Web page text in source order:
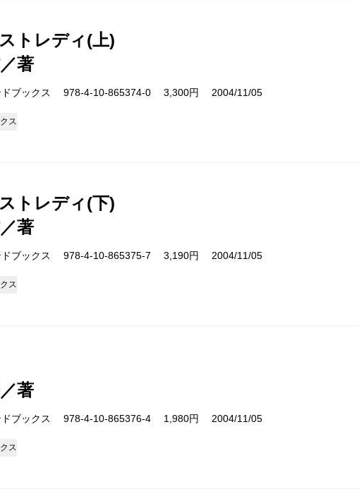
トレディ(上)
著
ドブックス 978-4-10-865374-0 3,300円 2004/11/05
ス
トレディ(下)
著
ドブックス 978-4-10-865375-7 3,190円 2004/11/05
ス
著
ドブックス 978-4-10-865376-4 1,980円 2004/11/05
ス